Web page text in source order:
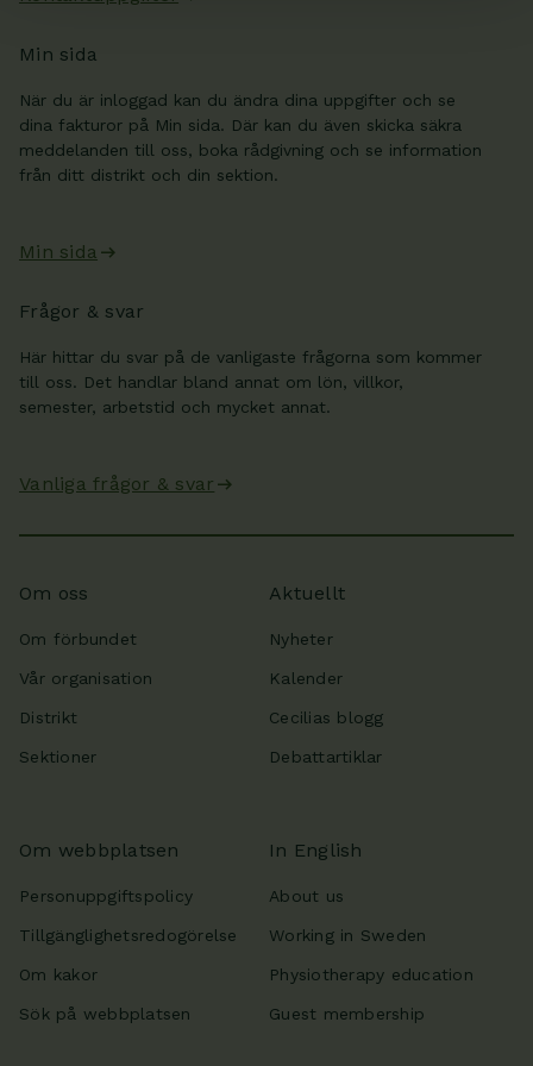
Min sida
När du är inloggad kan du ändra dina uppgifter och se
dina fakturor på Min sida. Där kan du även skicka säkra
meddelanden till oss, boka rådgivning och se information
från ditt distrikt och din sektion.
Min sida
Frågor & svar
Här hittar du svar på de vanligaste frågorna som kommer
till oss. Det handlar bland annat om lön, villkor,
semester, arbetstid och mycket annat.
Vanliga frågor & svar
Om oss
Om förbundet
Vår organisation
Distrikt
Sektioner
Aktuellt
Nyheter
Kalender
Cecilias blogg
Debattartiklar
Om webbplatsen
Personuppgiftspolicy
Tillgänglighetsredogörelse
Om kakor
Sök på webbplatsen
In English
About us
Working in Sweden
Physiotherapy education
Guest membership